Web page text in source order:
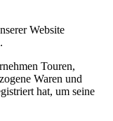
Website
Touren,
Waren und
hat, um seine